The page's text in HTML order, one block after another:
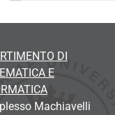
DI
E
Machiavelli